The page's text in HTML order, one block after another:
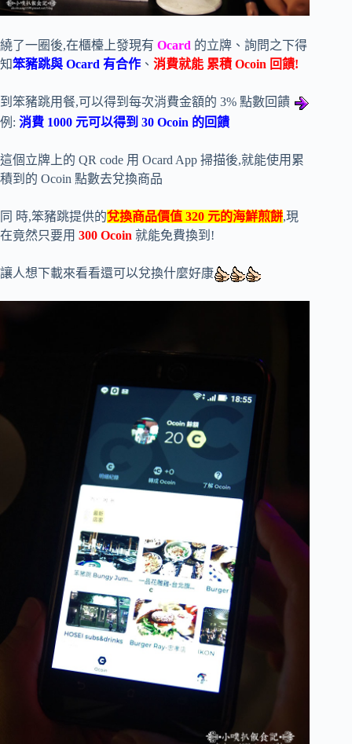
繞了一圈後,在櫃檯上發現有 Ocard 的立牌、詢問之下得
知笨豬跳與 Ocard 有合作 、 消費就能 累積 Ocoin 回饋!
到笨豬跳用餐,可以得到每次消費金額的 3% 點數回饋
例: 消費 1000 元可以得到 30 Ocoin 的回饋
這個立牌上的 QR code 用 Ocard App 掃描後,就能使用累
積到的 Ocoin 點數去兌換商品
同 時,笨豬跳提供的兌換商品價值 320 元的海鮮煎餅,現
在竟然只要用 300 Ocoin 就能免費換到!
讓人想下載來看看還可以兌換什麼好康